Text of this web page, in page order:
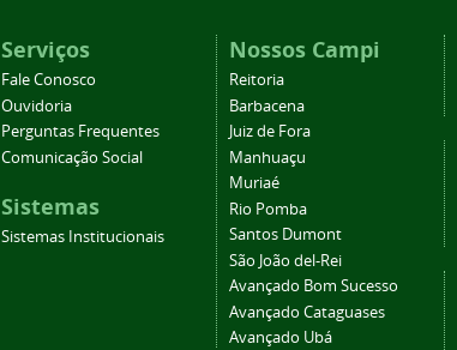
Serviços
Fale Conosco
Ouvidoria
Perguntas Frequentes
Comunicação Social
Sistemas
Sistemas Institucionais
Nossos Campi
Reitoria
Barbacena
Juiz de Fora
Manhuaçu
Muriaé
Rio Pomba
Santos Dumont
São João del-Rei
Avançado Bom Sucesso
Avançado Cataguases
Avançado Ubá